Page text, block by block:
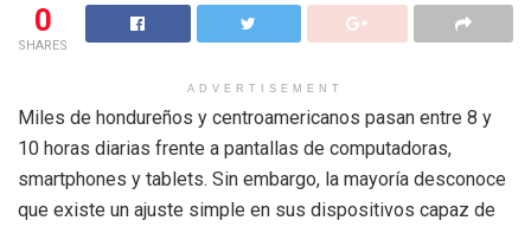
0
SHARES
ADVERTISEMENT
Miles de hondureños y centroamericanos pasan entre 8 y
10 horas diarias frente a pantallas de computadoras,
smartphones y tablets. Sin embargo, la mayoría desconoce
que existe un ajuste simple en sus dispositivos capaz de